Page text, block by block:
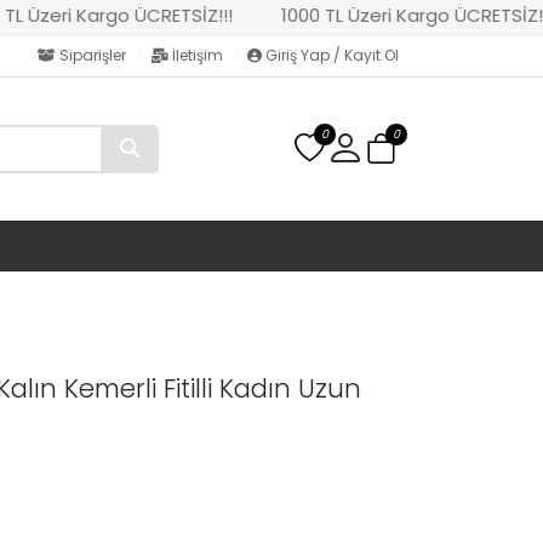
Kargo ÜCRETSİZ!!! 1000 TL Üzeri Kargo ÜCRETSİZ!!!
Siparişler İletişim Giriş Yap / Kayıt Ol
0
0
Kemerli Fitilli Kadın Uzun